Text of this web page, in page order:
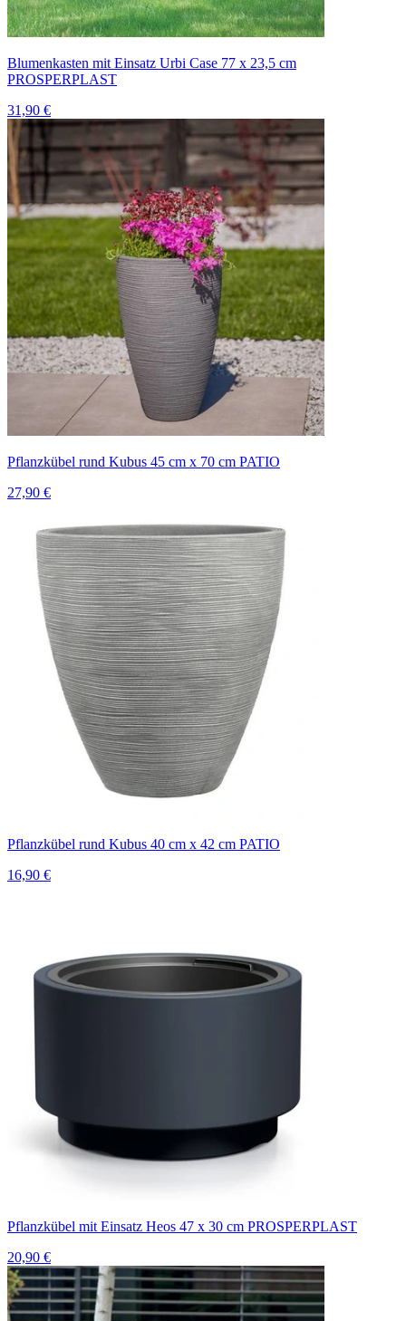
Blumenkasten mit Einsatz Urbi Case 77 x 23,5 cm
PROSPERPLAST
31,90 €
Pflanzkübel rund Kubus 45 cm x 70 cm PATIO
27,90 €
Pflanzkübel rund Kubus 40 cm x 42 cm PATIO
16,90 €
Pflanzkübel mit Einsatz Heos 47 x 30 cm PROSPERPLAST
20,90 €